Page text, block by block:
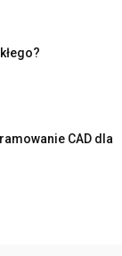
CAD dla